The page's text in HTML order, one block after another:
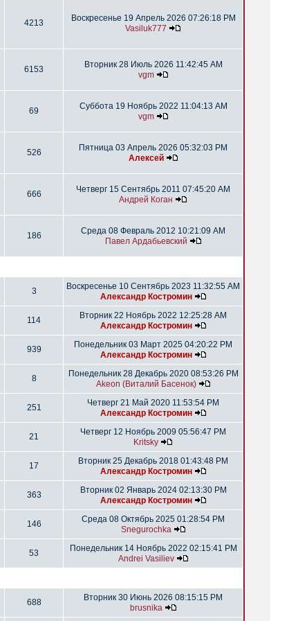
4213
Воскресенье 19 Апрель 2026 07:26:18 PM
Vasiluk777
6153
Вторник 28 Июль 2026 11:42:45 AM
vgm
69
Суббота 19 Ноябрь 2022 11:04:13 AM
vgm
526
Пятница 03 Апрель 2026 05:32:03 PM
Алексей
666
Четверг 15 Сентябрь 2011 07:45:20 AM
Андрей Коган
186
Среда 08 Февраль 2012 10:21:09 AM
Павел Ардабьевский
3
Воскресенье 10 Сентябрь 2023 11:32:55 AM
Александр Костромин
114
Вторник 22 Ноябрь 2022 12:25:28 AM
Александр Костромин
939
Понедельник 03 Март 2025 04:20:22 PM
Александр Костромин
8
Понедельник 28 Декабрь 2020 08:53:26 PM
Akeon (Виталий Басенок)
251
Четверг 21 Май 2020 11:53:54 PM
Александр Костромин
21
Четверг 12 Ноябрь 2009 05:56:47 PM
Kritsky
17
Вторник 25 Декабрь 2018 01:43:48 PM
Александр Костромин
363
Вторник 02 Январь 2024 02:13:30 PM
Александр Костромин
146
Среда 08 Октябрь 2025 01:28:54 PM
Snegurochka
53
Понедельник 14 Ноябрь 2022 02:15:41 PM
Andrei Vasiliev
688
Вторник 30 Июнь 2026 08:15:15 PM
brusnika